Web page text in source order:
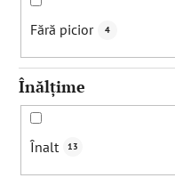
Fără picior 4
Înălțime
Înalt 13